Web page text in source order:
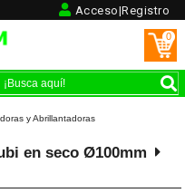
Acceso|Registro
0
y Abrillantadoras
en seco Ø100mm